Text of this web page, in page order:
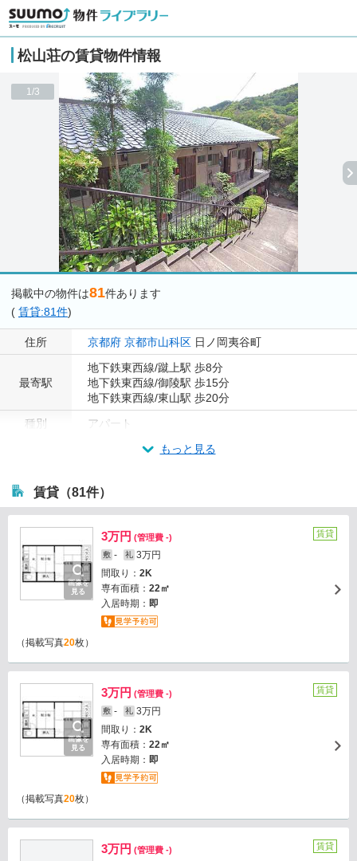
松山荘の賃貸物件情報
1/3
掲載中の物件は81件あります
( 賃貸:81件)
住所 京都府 京都市山科区 日ノ岡夷谷町
最寄駅
地下鉄東西線/蹴上駅 歩8分
地下鉄東西線/御陵駅 歩15分
地下鉄東西線/東山駅 歩20分
種別
アパート
もっと見る
賃貸（81件）
画像を
見る
3万円 (管理費 -)
敷 - 礼 3万円
間取り： 2K
専有面積： 22㎡
入居時期： 即
賃貸
（掲載写真20枚）
画像を
見る
3万円 (管理費 -)
敷 - 礼 3万円
間取り： 2K
専有面積： 22㎡
入居時期： 即
賃貸
（掲載写真20枚）
3万円 (管理費 -) 賃貸